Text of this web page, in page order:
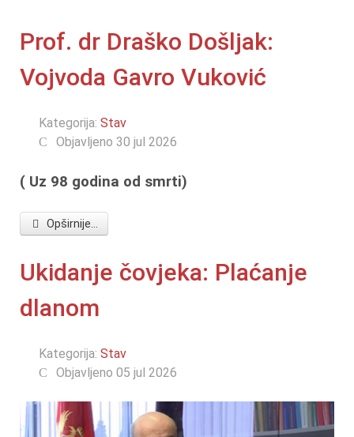
Prof. dr Draško Došljak:
Vojvoda Gavro Vuković
Kategorija: Stav
Objavljeno 30 jul 2026
( Uz 98 godina od smrti)
Opširnije...
Ukidanje čovjeka: Plaćanje
dlanom
Kategorija: Stav
Objavljeno 05 jul 2026